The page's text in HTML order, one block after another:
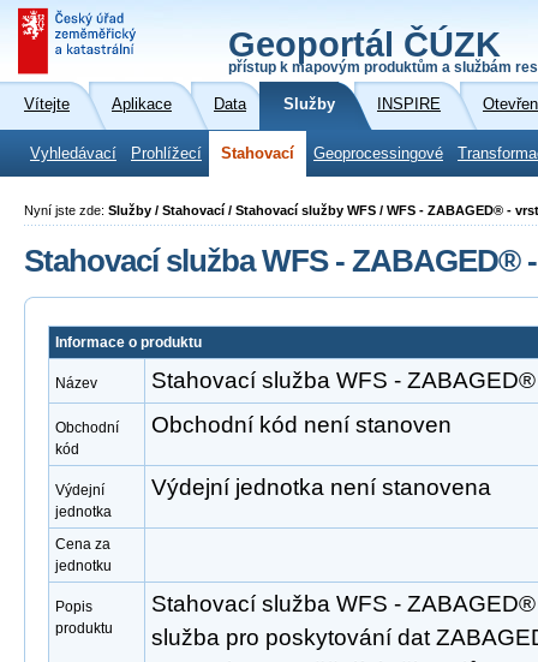
Geoportál ČÚZK
přístup k mapovým produktům a službám
Vítejte Aplikace Data Služby INSPIRE
Vyhledávací Prohlížecí Stahovací Geoprocessingové
Nyní jste zde: Služby / Stahovací / Stahovací služby WFS / WFS - ZABAGED® -
Stahovací služba WFS - ZABAGED®
Informace o produktu
Název Stahovací služba WFS -
Obchodní
kód
Obchodní kód není stanoven
Výdejní
jednotka
Výdejní jednotka není stanovena
Cena za
jednotku
Popis
produktu
Stahovací služba WFS -
služba pro poskytování dat